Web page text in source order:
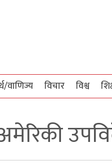
वाणिज्य विचार विश्व